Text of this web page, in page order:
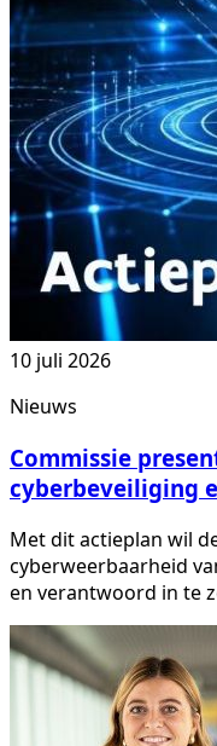
10 juli 2026
Nieuws
Commissie
cyberbeveiliging
Met dit actieplan wil
cyberweerbaarheid
en verantwoord in te